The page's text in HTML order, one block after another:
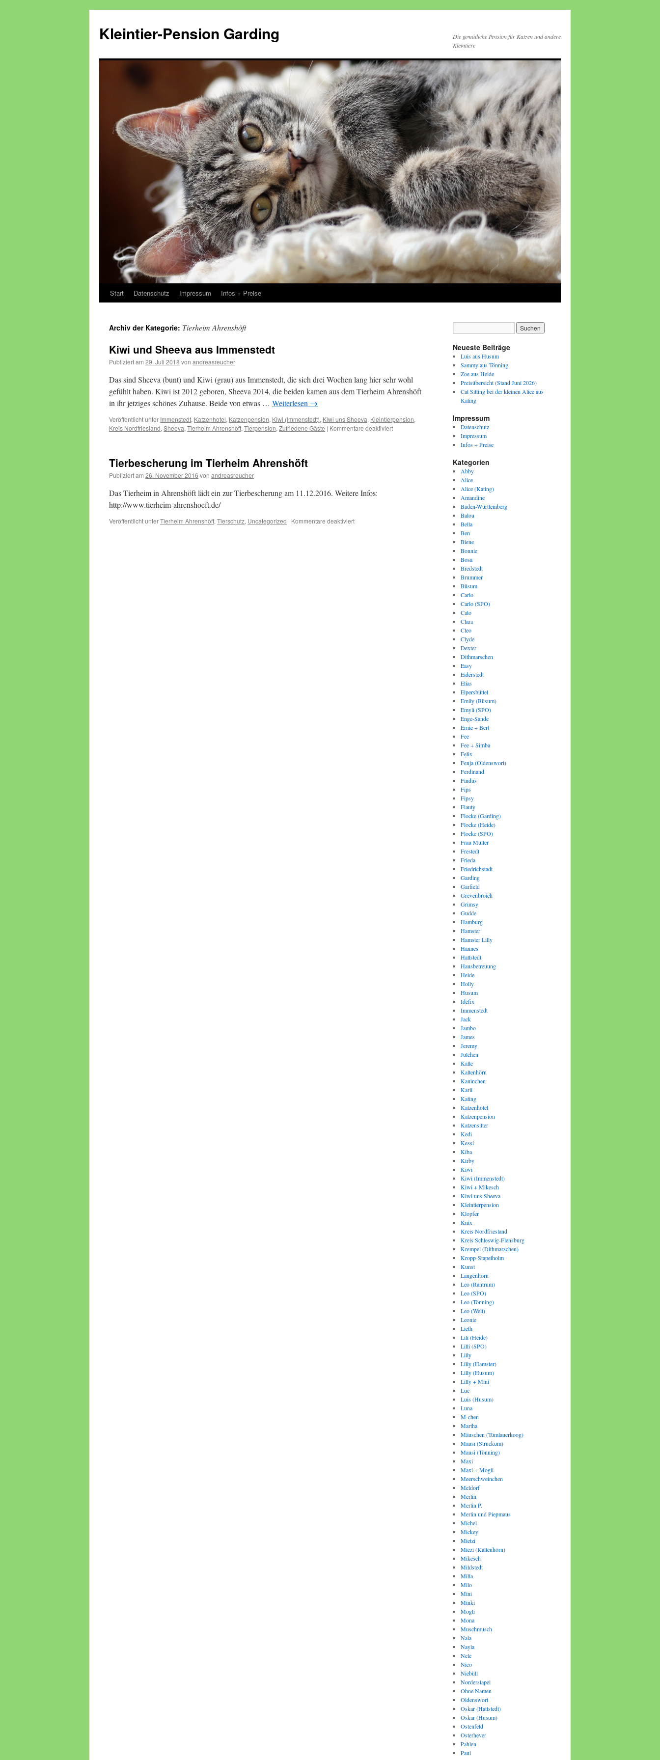
Kleintier-Pension Garding
Die gemütliche Pension für Katzen und andere
Kleintiere
Zum
springen
Start Datenschutz Impressum Infos + Preise
Archiv der Kategorie: Tierheim Ahrenshöft
Kiwi und Sheeva aus Immenstedt
Publiziert am 29. Juli 2018 von andreasreucher
Das sind Sheeva (bunt) und Kiwi (grau) aus Immenstedt, die sich drei Wochen lang hier sehr wohl
gefühlt haben. Kiwi ist 2012 geboren, Sheeva 2014, die beiden kamen aus dem Tierheim Ahrenshöft
in ihr jetziges schönes Zuhause. Beide von etwas … Weiterlesen →
Veröffentlicht unter Immenstedt, Katzenhotel, Katzenpension, Kiwi (Immenstedt), Kiwi uns Sheeva, Kleintierpension,
Kreis Nordfriesland, Sheeva, Tierheim Ahrenshöft, Tierpension, Zufriedene Gäste | Kommentare deaktiviertfür
Tierbescherung im Tierheim Ahrenshöft
Publiziert am 26. November 2016 von andreasreucher
Das Tierheim in Ahrenshöft lädt ein zur Tierbescherung am 11.12.2016. Weitere Infos:
http://www.tierheim-ahrenshoeft.de/
Veröffentlicht unterTierheim Ahrenshöft, Tierschutz, Uncategorized | Kommentare deaktiviertfür
Neueste Beiträge
Luis aus Husum
Sammy aus Tönning
Zoe aus Heide
Preisübersicht (Stand Juni 2026)
Cat Sitting bei der kleinen Alice aus
Kating
Impressum
Datenschutz
Impressum
Infos + Preise
Kategorien
Abby
Alice
Alice (Kating)
Amandine
Baden-Württemberg
Balou
Bella
Ben
Biene
Bonnie
Bosa
Bredstedt
Brummer
Büsum
Carlo
Carlo (SPO)
Cato
Clara
Cleo
Clyde
Dexter
Dithmarschen
Easy
Eiderstedt
Elias
Elpersbüttel
Emily (Büsum)
Emyli (SPO)
Enge-Sande
Ernie + Bert
Fee
Fee + Simba
Felix
Fenja (Oldenswort)
Ferdinand
Findus
Fips
Fipsy
Flauty
Flocke (Garding)
Flocke (Heide)
Flocke (SPO)
Frau Müller
Frestedt
Frieda
Friedrichstadt
Garding
Garfield
Grevenbroich
Grimsy
Gudde
Hamburg
Hamster
Hamster Lilly
Hannes
Hattstedt
Hausbetreuung
Heide
Holly
Husum
Idefix
Immenstedt
Jack
Jambo
James
Jeremy
Julchen
Kalle
Kaltenhörn
Kaninchen
Karli
Kating
Katzenhotel
Katzenpension
Katzensitter
Kedi
Kessi
Kiba
Kirby
Kiwi
Kiwi (Immenstedt)
Kiwi + Mikesch
Kiwi uns Sheeva
Kleintierpension
Klopfer
Knix
Kreis Nordfriesland
Kreis Schleswig-Flensburg
Krempel (Dithmarschen)
Kropp-Stapelholm
Kunst
Langenhorn
Leo (Rantrum)
Leo (SPO)
Leo (Tönning)
Leo (Welt)
Leonie
Lieth
Lili (Heide)
Lilli (SPO)
Lilly
Lilly (Hamster)
Lilly (Husum)
Lilly + Mini
Luc
Luis (Husum)
Luna
M-chen
Martha
Mäuschen (Tümlauerkoog)
Mausi (Struckum)
Mausi (Tönning)
Maxi
Maxi + Mogli
Meerschweinchen
Meldorf
Merlin
Merlin P.
Merlin und Piepmaus
Michel
Mickey
Mietzi
Miezi (Kaltenhörn)
Mikesch
Mildstedt
Milla
Milo
Mini
Minki
Mogli
Mona
Muschmusch
Nala
Nayla
Nele
Nico
Niebüll
Norderstapel
Ohne Namen
Oldenswort
Oskar (Hattstedt)
Oskar (Husum)
Ostenfeld
Osterhever
Pahlen
Paul